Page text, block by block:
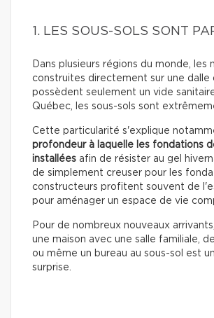
1. LES SOUS-SOLS SONT
Dans plusieurs régions du monde, les
construites directement sur une dalle
possèdent seulement un vide
Québec, les sous-sols sont
Cette particularité s'explique
profondeur à laquelle les fondations
installées afin de résister au gel
de simplement creuser pour les
constructeurs profitent souvent de
pour aménager un espace de vie
Pour de nombreux nouveaux
une maison avec une salle familiale,
ou même un bureau au sous-sol est
surprise.